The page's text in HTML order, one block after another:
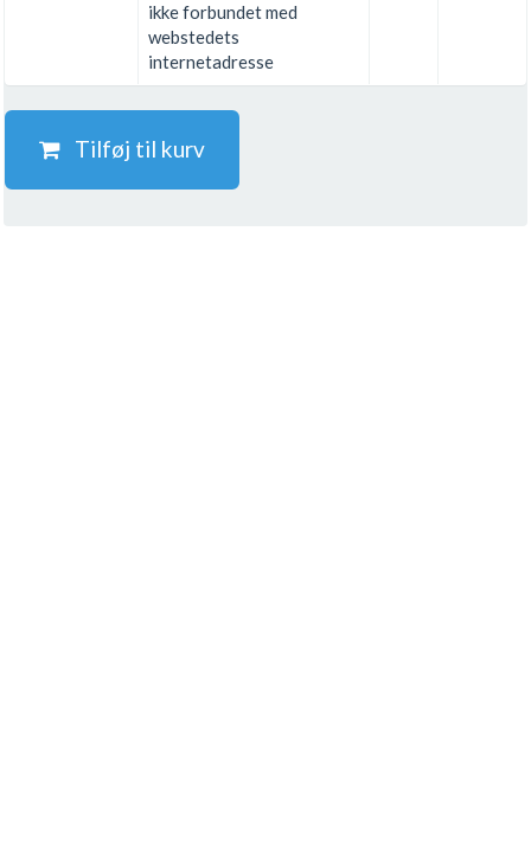
ikke forbundet med
webstedets
internetadresse
Tilføj til kurv